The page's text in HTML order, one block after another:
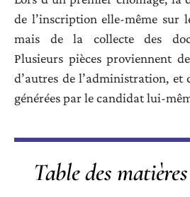
de l’inscription elle-même sur
mais de la collecte des
Plusieurs pièces proviennent
d’autres de l’administration, et
générées par le candidat lui-
Table des matières